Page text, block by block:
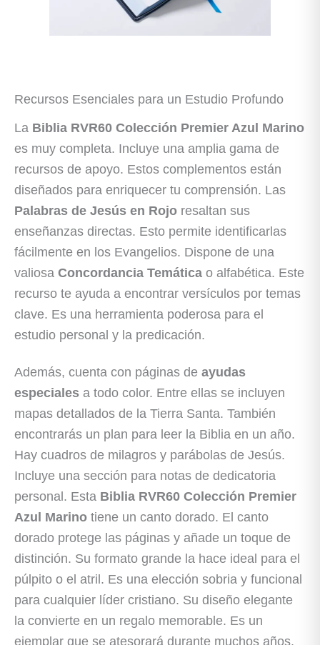
Recursos Esenciales para un Estudio Profundo
La Biblia RVR60 Colección Premier Azul Marino
es muy completa. Incluye una amplia gama de
recursos de apoyo. Estos complementos están
diseñados para enriquecer tu comprensión. Las
Palabras de Jesús en Rojo resaltan sus
enseñanzas directas. Esto permite identificarlas
fácilmente en los Evangelios. Dispone de una
valiosa Concordancia Temática o alfabética. Este
recurso te ayuda a encontrar versículos por temas
clave. Es una herramienta poderosa para el
estudio personal y la predicación.
Además, cuenta con páginas de ayudas
especiales a todo color. Entre ellas se incluyen
mapas detallados de la Tierra Santa. También
encontrarás un plan para leer la Biblia en un año.
Hay cuadros de milagros y parábolas de Jesús.
Incluye una sección para notas de dedicatoria
personal. Esta Biblia RVR60 Colección Premier
Azul Marino tiene un canto dorado. El canto
dorado protege las páginas y añade un toque de
distinción. Su formato grande la hace ideal para el
púlpito o el atril. Es una elección sobria y funcional
para cualquier líder cristiano. Su diseño elegante
la convierte en un regalo memorable. Es un
ejemplar que se atesorará durante muchos años.